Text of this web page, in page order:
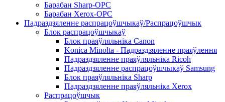
Барабан Sharp-OPC
Барабан Xerox-OPC
Падраздзяленне распрацоўшчыкаў/Распрацоўшчык
Блок распрацоўшчыкаў
Блок праяўляльніка Canon
Konica Minolta - Падраздзяленне праяўлення
Падраздзяленне праяўляльніка Ricoh
Падраздзяленне распрацоўшчыкаў Samsung
Блок праяўляльніка Sharp
Падраздзяленне праяўляльніка Xerox
Распрацоўшчык